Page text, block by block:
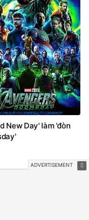
New Day' làm 'đòn